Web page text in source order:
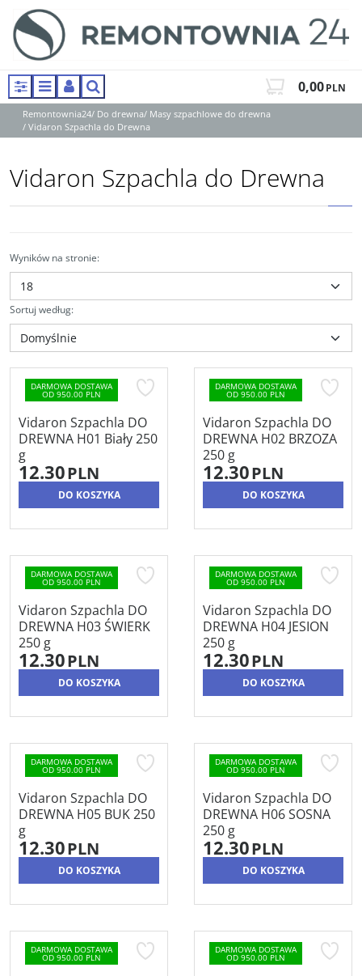
PanelMenuPanelSzukaj 0,00PLN
Remontownia24/ Do drewna/ Masy szpachlowe do drewna
/ Vidaron Szpachla do Drewna
Vidaron Szpachla do Drewna
Wyników na stronie:
Sortuj według:
DARMOWA DOSTAWA
OD 950.00 PLN
Vidaron Szpachla DO
DREWNA H01 Biały 250
g
12.30PLN
DO KOSZYKA
DARMOWA DOSTAWA
OD 950.00 PLN
Vidaron Szpachla DO
DREWNA H02 BRZOZA
250 g
12.30PLN
DO KOSZYKA
DARMOWA DOSTAWA
OD 950.00 PLN
Vidaron Szpachla DO
DREWNA H03 ŚWIERK
250 g
12.30PLN
DO KOSZYKA
DARMOWA DOSTAWA
OD 950.00 PLN
Vidaron Szpachla DO
DREWNA H04 JESION
250 g
12.30PLN
DO KOSZYKA
DARMOWA DOSTAWA
OD 950.00 PLN
Vidaron Szpachla DO
DREWNA H05 BUK 250
g
12.30PLN
DO KOSZYKA
DARMOWA DOSTAWA
OD 950.00 PLN
Vidaron Szpachla DO
DREWNA H06 SOSNA
250 g
12.30PLN
DO KOSZYKA
DARMOWA DOSTAWA
OD 950.00 PLN
DARMOWA DOSTAWA
OD 950.00 PLN